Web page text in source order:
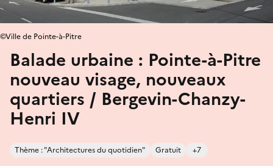
Balade urbaine : Pointe-à-Pitre
nouveau visage, nouveaux
quartiers / Bergevin-Chanzy-
Henri IV
Thème : "Architectures du quotidien" Gratuit +7
©Ville de Pointe-à-Pitre